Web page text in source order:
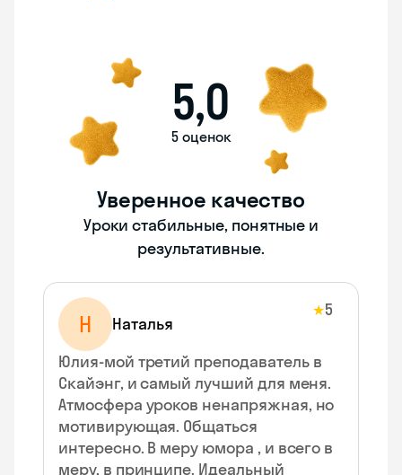
5,0
5 оценок
Уверенное качество
Уроки стабильные, понятные и
результативные.
Н Наталья
★5
Юлия-мой третий преподаватель в
Скайэнг, и самый лучший для меня.
Атмосфера уроков ненапряжная, но
мотивирующая. Общаться
интересно. В меру юмора , и всего в
меру, в принципе. Идеальный